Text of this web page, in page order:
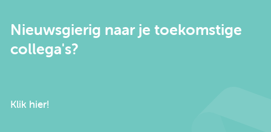
Nieuwsgierig naar je toekomstige
collega's?
Klik hier!